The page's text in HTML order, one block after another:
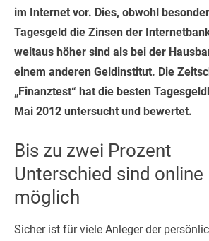
im Internet vor. Dies, obwohl
Tagesgeld die Zinsen der
weitaus höher sind als bei der
einem anderen Geldinstitut. Die
„Finanztest“ hat die besten
Mai 2012 untersucht und bewertet.
Bis zu zwei Prozent
Unterschied sind online
möglich
Sicher ist für viele Anleger der